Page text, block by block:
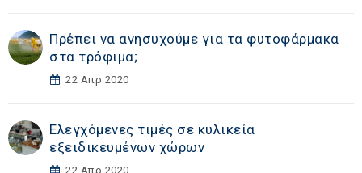
Πρέπει να ανησυχούμε για τα φυτοφάρμακα
στα τρόφιμα;
22 Απρ 2020
Ελεγχόμενες τιμές σε κυλικεία
εξειδικευμένων χώρων
22 Απρ 2020